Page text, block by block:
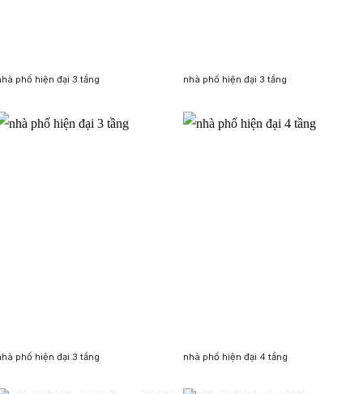
phố hiện đại 3 tầng nhà phố hiện đại 3 tầng
phố hiện đại 3 tầng nhà phố hiện đại 4 tầng